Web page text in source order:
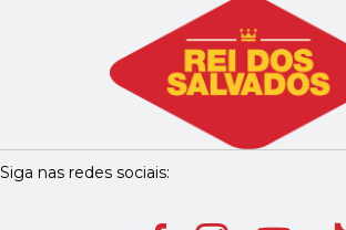
Siga nas redes sociais: